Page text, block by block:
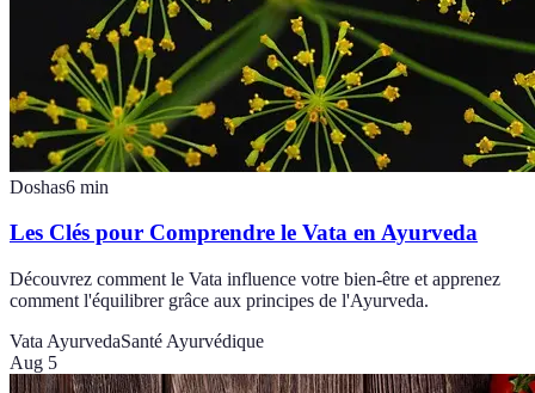
Doshas6 min
Les Clés pour Comprendre le Vata en Ayurveda
Découvrez comment le Vata influence votre bien-être et apprenez
comment l'équilibrer grâce aux principes de l'Ayurveda.
Vata AyurvedaSanté Ayurvédique
Aug 5